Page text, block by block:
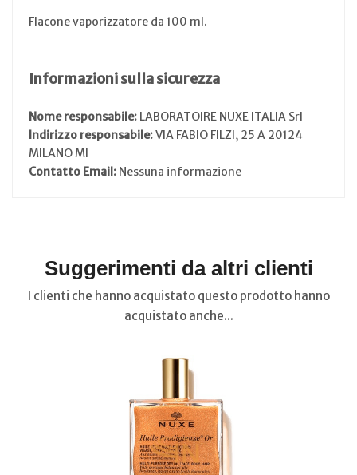
Flacone vaporizzatore da 100 ml.
Informazioni sulla sicurezza
Nome responsabile: LABORATOIRE NUXE ITALIA Srl
Indirizzo responsabile:VIA FABIO FILZI, 25 A 20124
MILANO MI
Contatto Email: Nessuna informazione
Suggerimenti da altri clienti
I clienti che hanno acquistato questo prodotto hanno
acquistato anche...